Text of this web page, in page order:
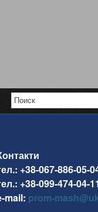
+38-067-886-05-
+38-099-474-04-11
mail: prom-